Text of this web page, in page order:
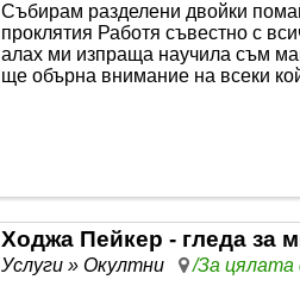
Събирам разделени двойки
проклятия Работя съвестно с
алах ми изпраща научила съм
ще обърна внимание на всеки
Ходжа Пейкер - гледа за
Услуги » Окултни
/За цялата